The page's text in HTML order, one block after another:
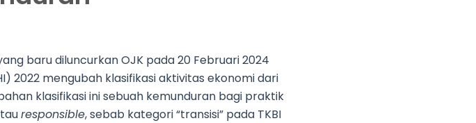
baru diluncurkan OJK pada 20 Februari 2024
2022 mengubah klasifikasi aktivitas ekonomi dari
klasifikasi ini sebuah kemunduran bagi praktik
responsible, sebab kategori “transisi” pada TKBI